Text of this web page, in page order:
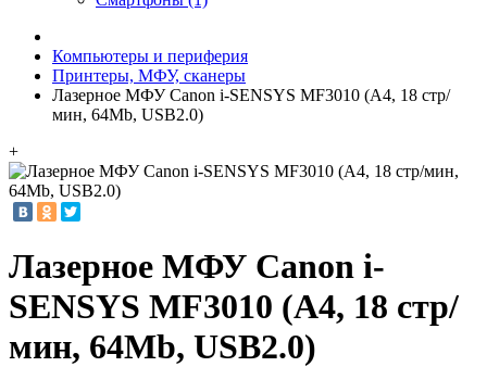
Компьютеры и периферия
Принтеры, МФУ, сканеры
Лазерное МФУ Canon i-SENSYS MF3010 (A4, 18 стр/
мин, 64Mb, USB2.0)
+
Лазерное МФУ Canon i-
SENSYS MF3010 (A4, 18 стр/
мин, 64Mb, USB2.0)